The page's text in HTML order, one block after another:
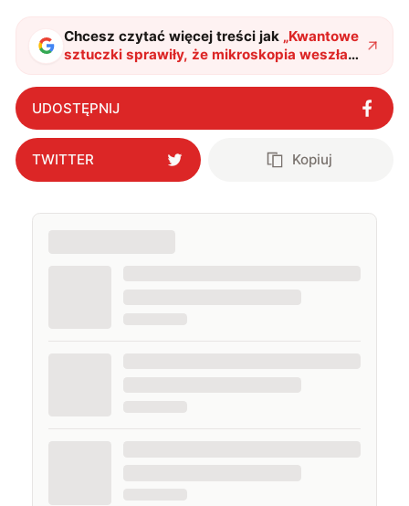
także uprawiać oraz oglądać sport.
Chcesz czytać więcej treści jak „Kwantowe
sztuczki sprawiły, że mikroskopia weszła
na jeszcze wyższy poziom"?
UDOSTĘPNIJ
TWITTER Kopiuj